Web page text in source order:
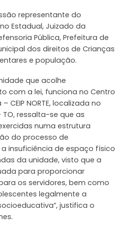
representante do
Estadual, Juizado da
Pública, Prefeitura de
dos direitos de Crianças
e população.
que acolhe
com a lei, funciona no Centro
CEIP NORTE, localizada no
ressalta-se que as
numa estrutura
do processo de
insuficiência de espaço físico
da unidade, visto que a
para proporcionar
os servidores, bem como
legalmente a
justifica o